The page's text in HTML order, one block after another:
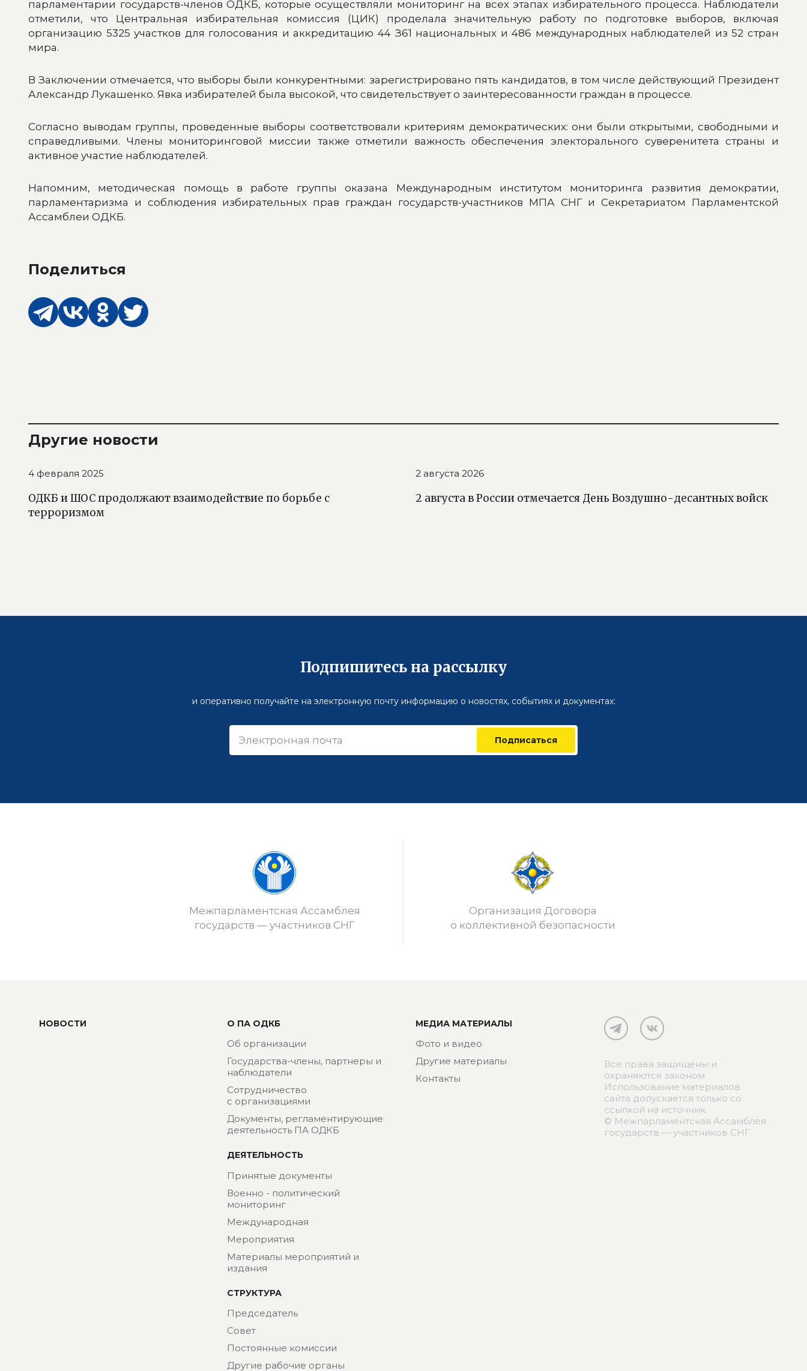
парламентарии государств-членов ОДКБ, которые осуществляли мониторинг на всех этапах избирательного процесса. Наблюдатели
отметили, что Центральная избирательная комиссия (ЦИК) проделала значительную работу по подготовке выборов, включая
организацию 5325 участков для голосования и аккредитацию 44 З61 национальных и 486 международных наблюдателей из 52 стран
мира.
В Заключении отмечается, что выборы были конкурентными: зарегистрировано пять кандидатов, в том числе действующий Президент
Александр Лукашенко. Явка избирателей была высокой, что свидетельствует о заинтересованности граждан в процессе.
Согласно выводам группы, проведенные выборы соответствовали критериям демократических: они были открытыми, свободными и
справедливыми. Члены мониторинговой миссии также отметили важность обеспечения электорального суверенитета страны и
активное участие наблюдателей.
Напомним, методическая помощь в работе группы оказана Международным институтом мониторинга развития демократии,
парламентаризма и соблюдения избирательных прав граждан государств-участников МПА СНГ и Секретариатом Парламентской
Ассамблеи ОДКБ.
Поделиться
Другие новости
4 февраля 2025
ОДКБ и ШОС продолжают взаимодействие по борьбе с
терроризмом
2 августа 2026
2 августа в России отмечается День Воздушно-десантных войск
Подпишитесь на рассылку
и оперативно получайте на электронную почту информацию о новостях, событиях и документах:
Подписаться
Межпарламентская Ассамблея
государств — участников СНГ
Организация Договора
о коллективной безопасности
НОВОСТИ О ПА ОДКБ
Об организации
Государства-члены, партнеры и
наблюдатели
Сотрудничество
с организациями
Документы, регламентирующие
деятельность ПА ОДКБ
ДЕЯТЕЛЬНОСТЬ
Принятые документы
Военно - политический
мониторинг
Международная
Мероприятия
Материалы мероприятий и
издания
СТРУКТУРА
Председатель
Совет
Постоянные комиссии
Другие рабочие органы
МЕДИА МАТЕРИАЛЫ
Фото и видео
Другие материалы
Контакты
Все права защищены и
охраняются законом.
Использование материалов
сайта допускается только со
ссылкой на источник.
© Межпарламентская Ассамблея
государств — участников СНГ